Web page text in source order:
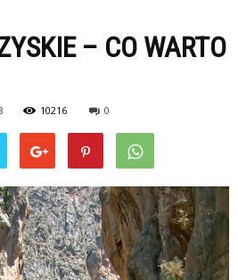
– CO WARTO
10216 0